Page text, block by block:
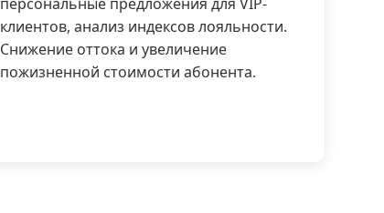
клиентов, анализ индексов лояльности.
Снижение оттока и увеличение
пожизненной стоимости абонента.